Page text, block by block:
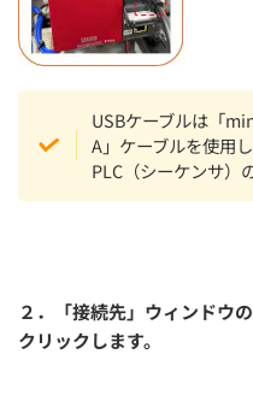
USBケーブルは「
A」ケーブルを使用
PLC（シーケンサ）
２．「接続先」ウィンドウ
クリックします。